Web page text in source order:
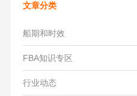
文章分类
船期和时效
FBA知识专区
行业动态